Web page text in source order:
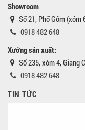
Showroom
Số 21, Phố Gốm (xóm
0918 482 648
Xưởng sản xuất:
Số 235, xóm 4, Giang
0918 482 648
TIN TỨC